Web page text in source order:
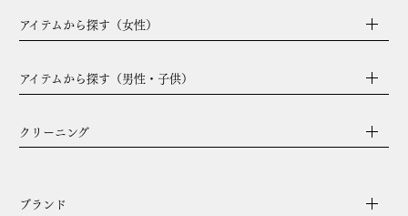
アイテムから探す（女性）
アイテムから探す（男性・子供）
クリーニング
ブランド